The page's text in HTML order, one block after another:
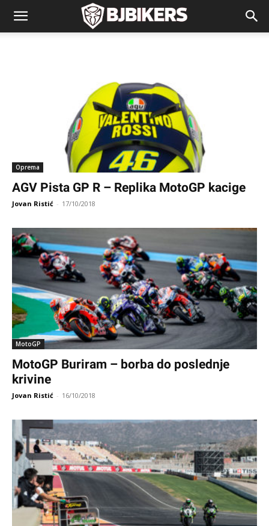
Oprema
AGV Pista GP R – Replika MotoGP kacige
Jovan Ristić - 17/10/2018
MotoGP
MotoGP Buriram – borba do poslednje
krivine
Jovan Ristić - 16/10/2018